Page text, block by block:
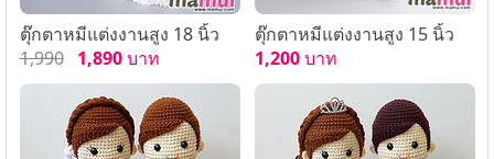
ตุ๊กตาหมีแต่งงานสูง 18 นิ้ว
1,990
1,890บาท
ตุ๊กตาหมีแต่งงานสูง 15 นิ้ว
1,200บาท